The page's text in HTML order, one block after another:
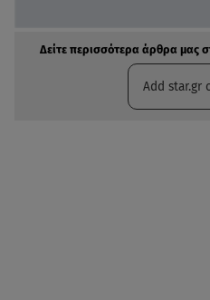
Δείτε περισσότερα άρθρα μας
Add star.gr